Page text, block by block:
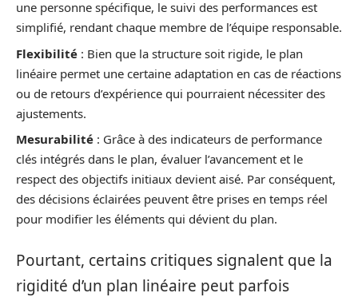
une personne spécifique, le suivi des performances est
simplifié, rendant chaque membre de l’équipe responsable.
Flexibilité : Bien que la structure soit rigide, le plan
linéaire permet une certaine adaptation en cas de réactions
ou de retours d’expérience qui pourraient nécessiter des
ajustements.
Mesurabilité : Grâce à des indicateurs de performance
clés intégrés dans le plan, évaluer l’avancement et le
respect des objectifs initiaux devient aisé. Par conséquent,
des décisions éclairées peuvent être prises en temps réel
pour modifier les éléments qui dévient du plan.
Pourtant, certains critiques signalent que la
rigidité d’un plan linéaire peut parfois